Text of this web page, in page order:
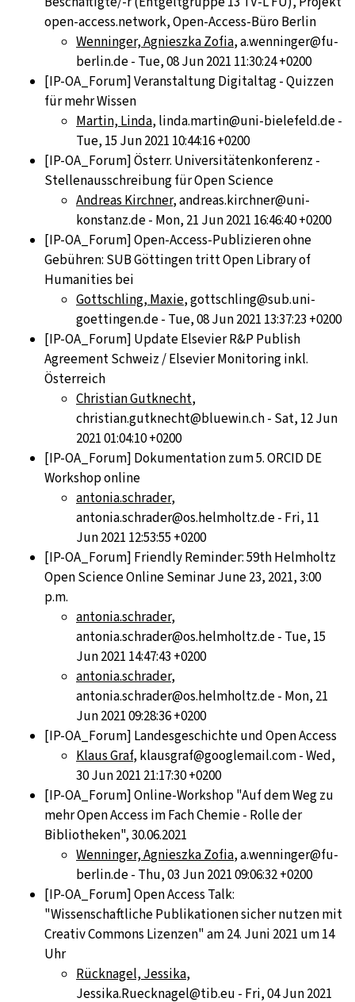
open-access.network, Open-Access-Büro Berlin
Wenninger, Agnieszka Zofia, a.wenninger@fu-
berlin.de - Tue, 08 Jun 2021 11:30:24 +0200
[IP-OA_Forum] Veranstaltung Digitaltag - Quizzen
für mehr Wissen
Martin, Linda, linda.martin@uni-bielefeld.de -
Tue, 15 Jun 2021 10:44:16 +0200
[IP-OA_Forum] Österr. Universitätenkonferenz -
Stellenausschreibung für Open Science
Andreas Kirchner, andreas.kirchner@uni-
konstanz.de - Mon, 21 Jun 2021 16:46:40 +0200
[IP-OA_Forum] Open-Access-Publizieren ohne
Gebühren: SUB Göttingen tritt Open Library of
Humanities bei
Gottschling, Maxie, gottschling@sub.uni-
goettingen.de - Tue, 08 Jun 2021 13:37:23 +0200
[IP-OA_Forum] Update Elsevier R&P Publish
Agreement Schweiz / Elsevier Monitoring inkl.
Österreich
Christian Gutknecht,
christian.gutknecht@bluewin.ch - Sat, 12 Jun
2021 01:04:10 +0200
[IP-OA_Forum] Dokumentation zum 5. ORCID DE
Workshop online
antonia.schrader,
antonia.schrader@os.helmholtz.de - Fri, 11
Jun 2021 12:53:55 +0200
[IP-OA_Forum] Friendly Reminder: 59th Helmholtz
Open Science Online Seminar June 23, 2021, 3:00
p.m.
antonia.schrader,
antonia.schrader@os.helmholtz.de - Tue, 15
Jun 2021 14:47:43 +0200
antonia.schrader,
antonia.schrader@os.helmholtz.de - Mon, 21
Jun 2021 09:28:36 +0200
[IP-OA_Forum] Landesgeschichte und Open Access
Klaus Graf, klausgraf@googlemail.com - Wed,
30 Jun 2021 21:17:30 +0200
[IP-OA_Forum] Online-Workshop "Auf dem Weg zu
mehr Open Access im Fach Chemie - Rolle der
Bibliotheken", 30.06.2021
Wenninger, Agnieszka Zofia, a.wenninger@fu-
berlin.de - Thu, 03 Jun 2021 09:06:32 +0200
[IP-OA_Forum] Open Access Talk:
"Wissenschaftliche Publikationen sicher nutzen mit
Creativ Commons Lizenzen" am 24. Juni 2021 um 14
Uhr
Rücknagel, Jessika,
Jessika.Ruecknagel@tib.eu - Fri, 04 Jun 2021